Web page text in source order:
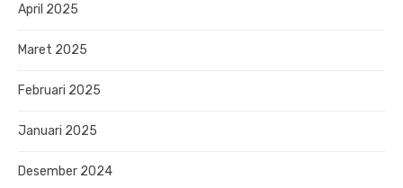
April 2025
Maret 2025
Februari 2025
Januari 2025
Desember 2024